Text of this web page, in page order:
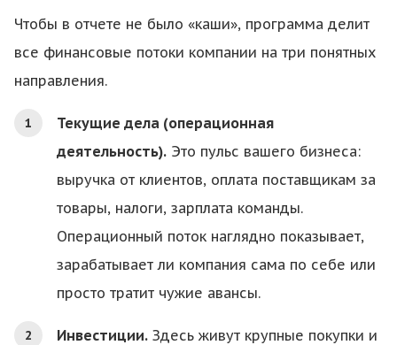
Чтобы в отчете не было «каши», программа делит
все финансовые потоки компании на три понятных
направления.
Текущие дела (операционная
деятельность). Это пульс вашего бизнеса:
выручка от клиентов, оплата поставщикам за
товары, налоги, зарплата команды.
Операционный поток наглядно показывает,
зарабатывает ли компания сама по себе или
просто тратит чужие авансы.
Инвестиции. Здесь живут крупные покупки и